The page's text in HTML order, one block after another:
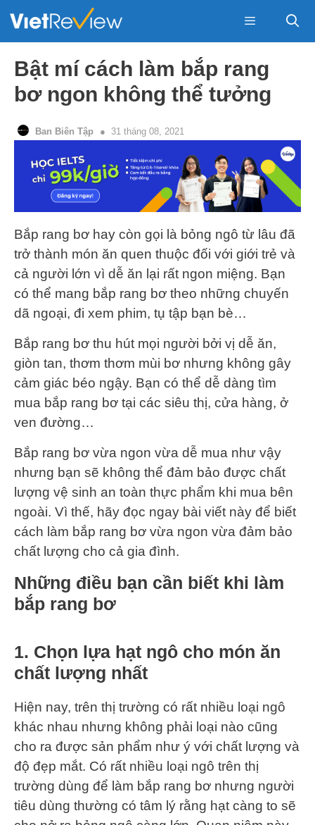
Menu
Bật mí cách làm bắp rang
bơ ngon không thể tưởng
Ban Biên Tập 31 tháng 08, 2021
Bắp rang bơ hay còn gọi là bỏng ngô từ lâu đã
trở thành món ăn quen thuộc đối với giới trẻ và
cả người lớn vì dễ ăn lại rất ngon miệng. Bạn
có thể mang bắp rang bơ theo những chuyến
dã ngoại, đi xem phim, tụ tập bạn bè…
Bắp rang bơ thu hút mọi người bởi vị dễ ăn,
giòn tan, thơm thơm mùi bơ nhưng không gây
cảm giác béo ngậy. Bạn có thể dễ dàng tìm
mua bắp rang bơ tại các siêu thị, cửa hàng, ở
ven đường…
Bắp rang bơ vừa ngon vừa dễ mua như vậy
nhưng bạn sẽ không thể đảm bảo được chất
lượng vệ sinh an toàn thực phẩm khi mua bên
ngoài. Vì thế, hãy đọc ngay bài viết này để biết
cách làm bắp rang bơ vừa ngon vừa đảm bảo
chất lượng cho cả gia đình.
Những điều bạn cần biết khi làm
bắp rang bơ
1. Chọn lựa hạt ngô cho món ăn
chất lượng nhất
Hiện nay, trên thị trường có rất nhiều loại ngô
khác nhau nhưng không phải loại nào cũng
cho ra được sản phẩm như ý với chất lượng và
độ đẹp mắt. Có rất nhiều loại ngô trên thị
trường dùng để làm bắp rang bơ nhưng người
tiêu dùng thường có tâm lý rằng hạt càng to sẽ